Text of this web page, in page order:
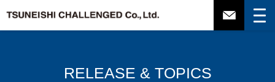
RELEASE & TOPICS